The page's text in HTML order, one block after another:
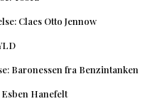
Claes Otto Jennow
Baronessen fra Benzintanken
Hanefelt